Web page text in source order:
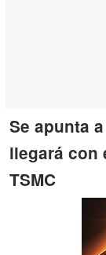
Se apunta
llegará con
TSMC